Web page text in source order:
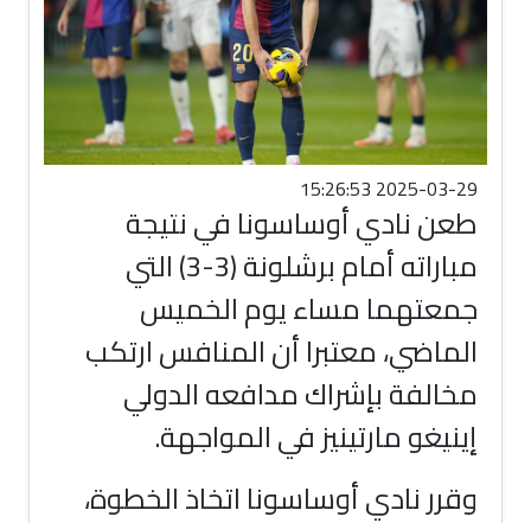
2025-03-29 15:26:53
طعن نادي أوساسونا في نتيجة
مباراته أمام برشلونة (3-3) التي
جمعتهما مساء يوم الخميس
الماضي، معتبرا أن المنافس ارتكب
مخالفة بإشراك مدافعه الدولي
إينيغو مارتينيز في المواجهة.
وقرر نادي أوساسونا اتخاذ الخطوة،